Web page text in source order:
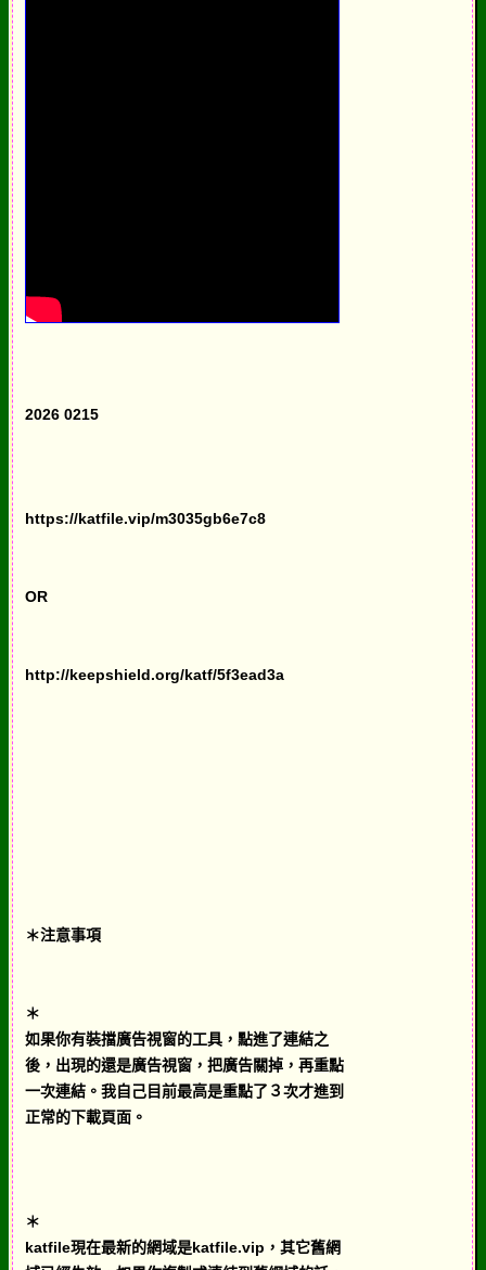
2026 0215
https://katfile.vip/m3035gb6e7c8
OR
http://keepshield.org/katf/5f3ead3a
＊注意事項
＊
如果你有裝擋廣告視窗的工具，點進了連結之
後，出現的還是廣告視窗，把廣告關掉，再重點
一次連結。我自己目前最高是重點了３次才進到
正常的下載頁面。
＊
katfile現在最新的網域是katfile.vip，其它舊網